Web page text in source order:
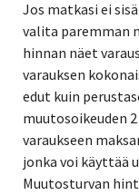
Jos matkasi ei
valita paremman
hinnan näet
varauksen
edut kuin
muutosoikeuden
varaukseen
jonka voi käyttää
Muutosturvan